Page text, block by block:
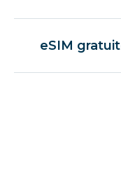
eSIM